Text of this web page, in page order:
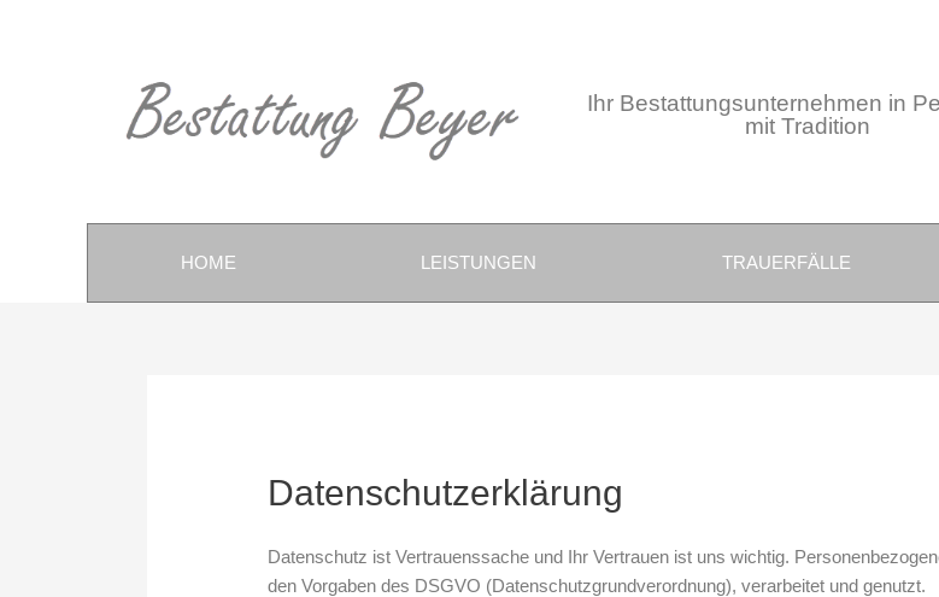
Ihr Bestattungsunternehmen in
mit Tradition
HOME LEISTUNGEN TRAUERFÄLLE
Datenschutzerklärung
Datenschutz ist Vertrauenssache und Ihr Vertrauen ist uns wichtig.
den Vorgaben des DSGVO (Datenschutzgrundverordnung), verarbeitet und genutzt.